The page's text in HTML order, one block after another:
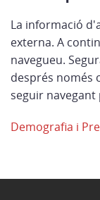
La informació
externa. A
navegueu.
després només
seguir navegant
Demografia i